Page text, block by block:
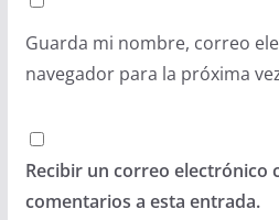
Guarda mi nombre, correo
navegador para la próxima
Recibir un correo electrónico
comentarios a esta entrada.